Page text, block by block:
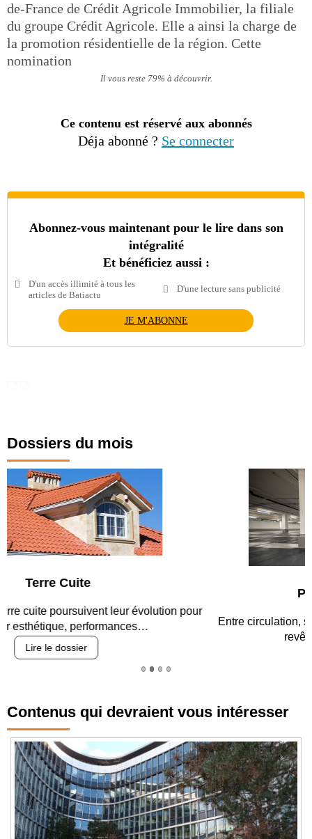
de-France de Crédit Agricole Immobilier, la filiale
du groupe Crédit Agricole. Elle a ainsi la charge de
la promotion résidentielle de la région. Cette
nomination
Il vous reste 79% à découvrir.
Ce contenu est réservé aux abonnés
Déja abonné ? Se connecter
Abonnez-vous maintenant pour le lire dans son
intégralité
Et bénéficiez aussi :
D'un accès illimité à tous les
articles de Batiactu
D'une lecture sans publicité
JE M'ABONNE
Dossiers du mois
Entre circulation, sécurisation des accès, durabilité des
revêtements et intégration…
Contenus qui devraient vous intéresser